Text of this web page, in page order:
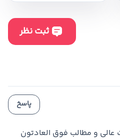
و مطالب فوق العادتون
پاسخ